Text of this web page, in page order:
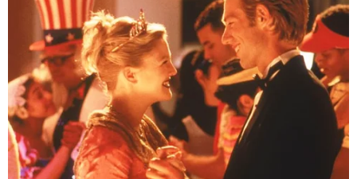
El Regimiento de la Caballería
"Glorioso Húsares de Junín"
ingreso a la Parada Militar
El Regimiento de la Caballería "Glorioso Húsares de
Junín". Hay que recordar que esto se hace en honor a
la Batalla de Junín en la que ejercitos realistas y
patriotas se enfrentaron en el proceso de
Independencia del Perú.